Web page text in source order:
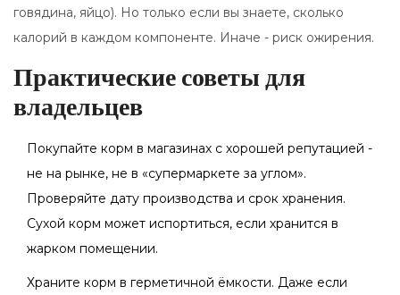
говядина, яйцо). Но только если вы знаете, сколько
калорий в каждом компоненте. Иначе - риск ожирения.
Практические советы для
владельцев
Покупайте корм в магазинах с хорошей репутацией -
не на рынке, не в «супермаркете за углом».
Проверяйте дату производства и срок хранения.
Сухой корм может испортиться, если хранится в
жарком помещении.
Храните корм в герметичной ёмкости. Даже если